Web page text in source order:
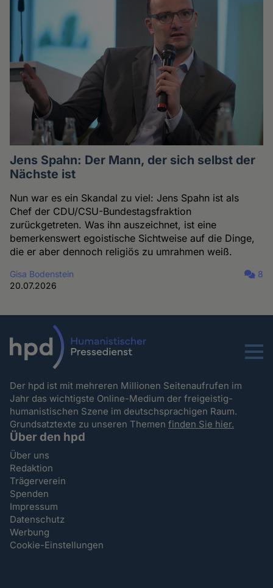
Jens Spahn: Der Mann, der sich selbst der
Nächste ist
Nun war es ein Skandal zu viel: Jens Spahn ist als
Chef der CDU/CSU-Bundestagsfraktion
zurückgetreten. Was ihn auszeichnet, ist eine
bemerkenswert egoistische Sichtweise auf die Dinge,
die er aber dennoch religiös zu umrahmen weiß.
Gisa Bodenstein
20.07.2026
8
Menu
Der hpd ist mit mehreren Millionen Seitenaufrufen im
Jahr das wichtigste Online-Medium der freigeistig-
humanistischen Szene im deutschsprachigen Raum.
Grundsatztexte zu unseren Themenfinden Sie hier.
Über den hpd
Über uns
Redaktion
Trägerverein
Spenden
Impressum
Datenschutz
Werbung
Cookie-Einstellungen